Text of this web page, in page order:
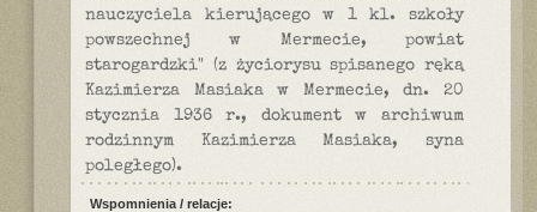
nauczyciela kierującego w 1 kl. szkoły
powszechnej w Mermecie, powiat
starogardzki" (z życiorysu spisanego ręką
Kazimierza Masiaka w Mermecie, dn. 20
stycznia 1936 r., dokument w archiwum
rodzinnym Kazimierza Masiaka, syna
poległego).
Wspomnienia / relacje: